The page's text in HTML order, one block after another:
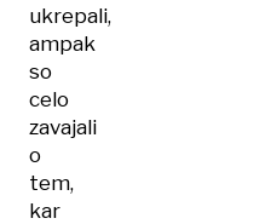
ukrepali,
ampak
so
celo
zavajali
o
tem,
kar